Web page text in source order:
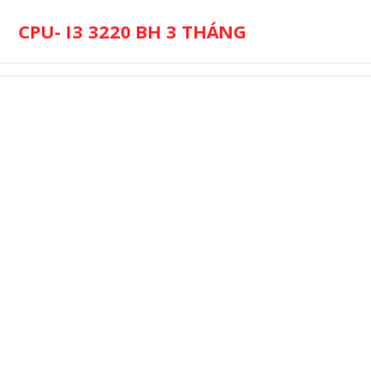
CPU- I3 3220 BH 3 THÁNG